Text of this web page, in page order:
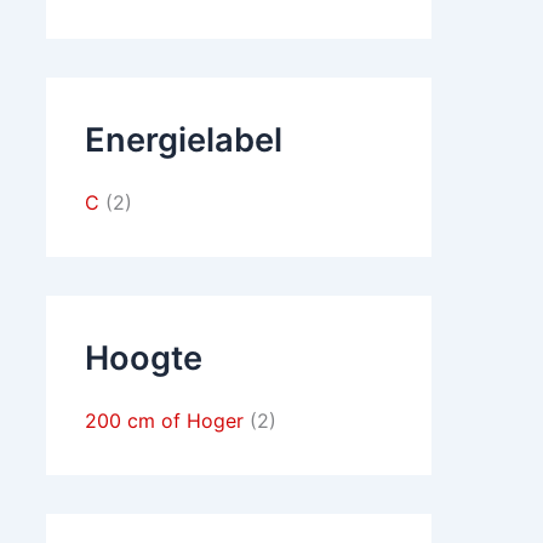
Energielabel
C (2)
Hoogte
200 cm of Hoger (2)